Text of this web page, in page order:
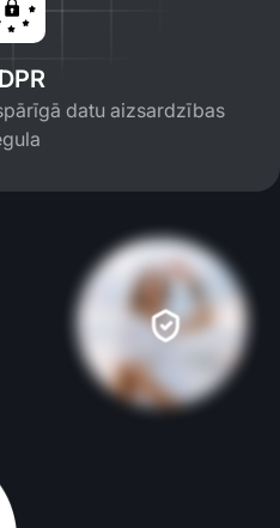
datu aizsardzības